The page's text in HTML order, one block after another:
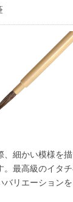
、細かい模様を
。最高級のイタ
バリエーション